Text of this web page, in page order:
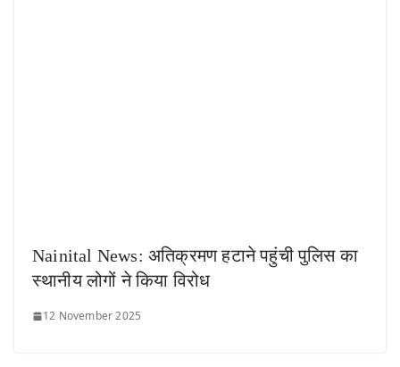
Nainital News: अतिक्रमण हटाने पहुंची पुलिस का
स्थानीय लोगों ने किया विरोध
12 November 2025